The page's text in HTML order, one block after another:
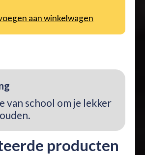
aan winkelwagen
van school om je lekker
producten